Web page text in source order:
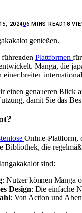
202406 MINS READ18
genießen.
führenden Plattformen
Manga, die
einer breiten
einen genaueren Blick
damit Sie das
Online-Plattform,
Bibliothek, die
sind:
: Nutzer können Manga
Design: Die einfache
: Von Action und